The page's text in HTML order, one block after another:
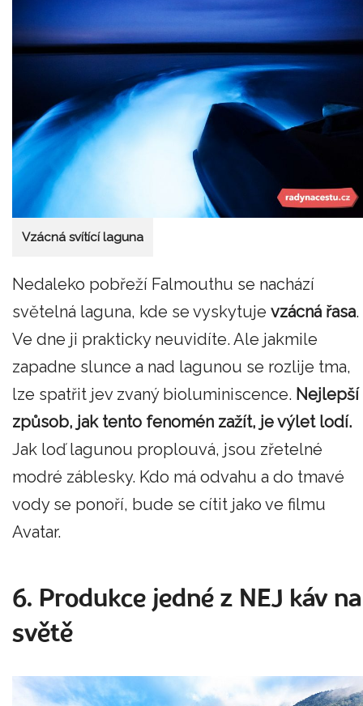
Vzácná svítící laguna
Nedaleko pobřeží Falmouthu se nachází
světelná laguna, kde se vyskytuje vzácná řasa.
Ve dne ji prakticky neuvidíte. Ale jakmile
zapadne slunce a nad lagunou se rozlije tma,
lze spatřit jev zvaný bioluminiscence. Nejlepší
způsob, jak tento fenomén zažít, je výlet lodí.
Jak loď lagunou proplouvá, jsou zřetelné
modré záblesky. Kdo má odvahu a do tmavé
vody se ponoří, bude se cítit jako ve filmu
Avatar.
6. Produkce jedné z NEJ káv na
světě